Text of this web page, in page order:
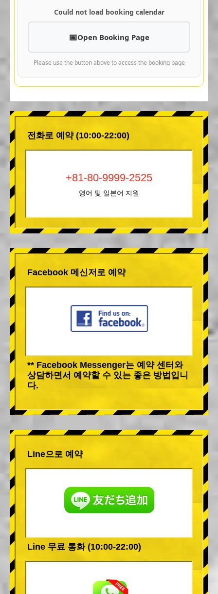
Could not load booking calendar
Open Booking Page
Please use the button above to access the booking page
전화로 예약 (10:00-22:00)
+81-80-9999-2525
영어 및 일본어 지원
Facebook 메신저로 예약
** Facebook Messenger는 예약 센터와
상담하면서 예약할 수 있는 좋은 방법입니
다.
Line으로 예약
Line 무료 통화 (10:00-22:00)